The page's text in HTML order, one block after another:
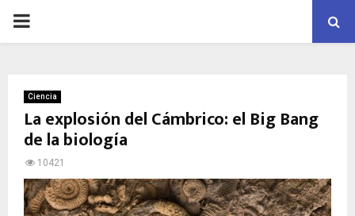
PRIMARY
Ciencia
La explosión del Cámbrico: el Big Bang
de la biología
10421